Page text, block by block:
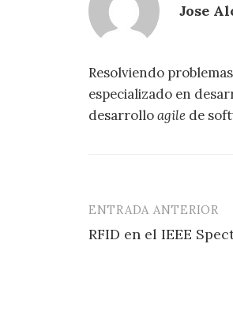
Jose
Resolviendo
especializado en
desarrolloagile de
Navegación
de
ENTRADA ANTERIOR
RFID en el IEEE